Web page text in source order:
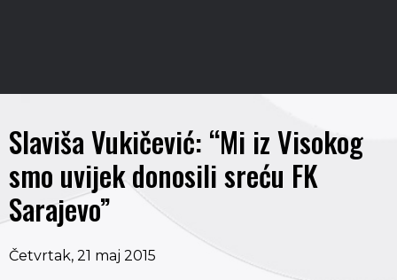
Slaviša Vukičević: “Mi iz Visokog
smo uvijek donosili sreću FK
Sarajevo”
Četvrtak, 21 maj 2015